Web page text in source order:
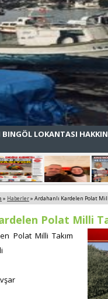
BINGÖL LOKANTASI
» Haberler» Ardahanlı Kardelen Polat
Polat Milli
Polat Milli Takım